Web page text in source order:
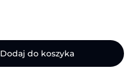
Dodaj do koszyka